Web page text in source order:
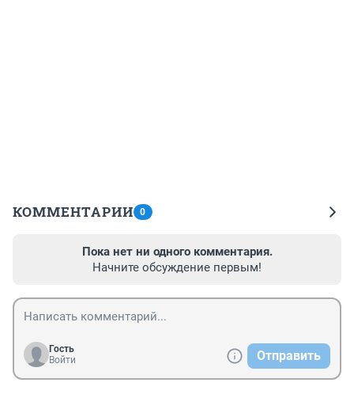
КОММЕНТАРИИ 0
Пока нет ни одного комментария.
Начните обсуждение первым!
Гость
Войти
Отправить